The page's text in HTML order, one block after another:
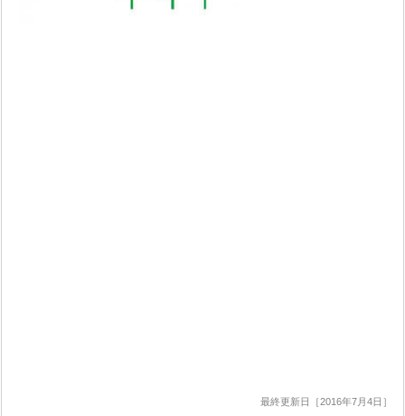
最終更新日［2016年7月4日］